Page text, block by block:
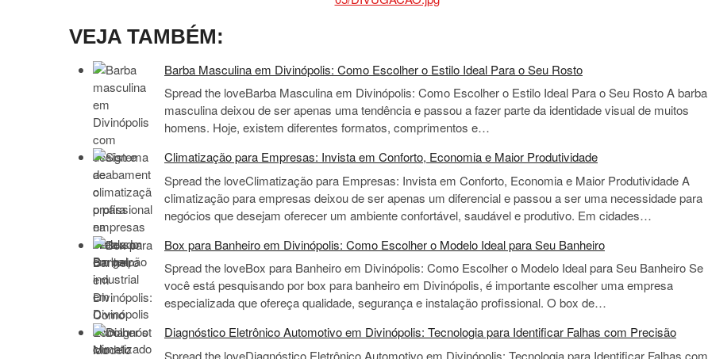
VEJA TAMBÉM:
Barba Masculina em Divinópolis: Como Escolher o Estilo Ideal Para o Seu Rosto
Spread the loveBarba Masculina em Divinópolis: Como Escolher o Estilo Ideal Para o Seu Rosto A barba
masculina deixou de ser apenas uma tendência e passou a fazer parte da identidade visual de muitos
homens. Hoje, existem diferentes formatos, comprimentos e…
Climatização para Empresas: Invista em Conforto, Economia e Maior Produtividade
Spread the loveClimatização para Empresas: Invista em Conforto, Economia e Maior Produtividade A
climatização para empresas deixou de ser apenas um diferencial e passou a ser uma necessidade para
negócios que desejam oferecer um ambiente confortável, saudável e produtivo. Em cidades…
Box para Banheiro em Divinópolis: Como Escolher o Modelo Ideal para Seu Banheiro
Spread the loveBox para Banheiro em Divinópolis: Como Escolher o Modelo Ideal para Seu Banheiro Se
você está pesquisando por box para banheiro em Divinópolis, é importante escolher uma empresa
especializada que ofereça qualidade, segurança e instalação profissional. O box de…
Diagnóstico Eletrônico Automotivo em Divinópolis: Tecnologia para Identificar Falhas com Precisão
Spread the loveDiagnóstico Eletrônico Automotivo em Divinópolis: Tecnologia para Identificar Falhas com